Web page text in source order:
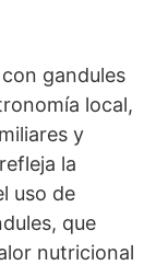
gandules
local,
y
la
uso de
que
nutricional